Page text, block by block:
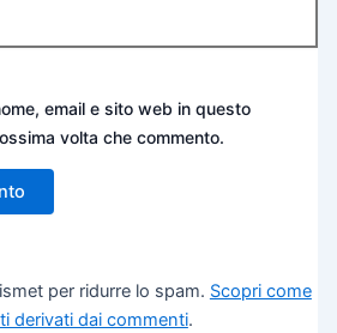
email e sito web in questo
volta che commento.
per ridurre lo spam. Scopri come
derivati dai commenti.